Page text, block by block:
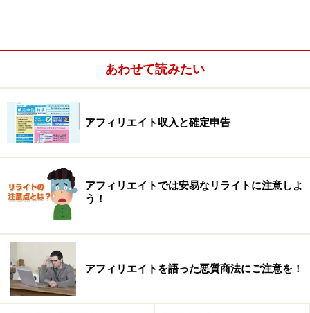
あわせて読みたい
アフィリエイト収入と確定申告
アフィリエイトでは安易なリライトに注意しよ
う！
アフィリエイトを語った悪質商法にご注意を！